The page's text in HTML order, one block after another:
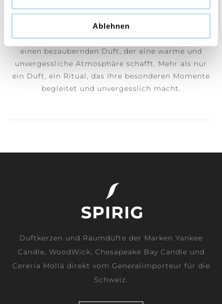
Ablehnen
Yankee Candle® verwandelt jeden Moment in ein
einzigartiges Erlebnis. Mit einem Baumwolldocht
und hochwertigem Sojawachs verströmt jede Kerze
einen bezaubernden Duft, der eine warme und
unvergessliche Atmosphäre schafft. Mehr als nur
ein Duft, ein Ritual, das Ihre besonderen Momente
begleitet und unvergesslich macht.
Duftkerzen und Raumdüfte der Marken Yankee
Candle, WoodWick, Chesapeake Bay Candle und
Cerería Mollá direkt vom Generalimporteur für die
Schweiz.